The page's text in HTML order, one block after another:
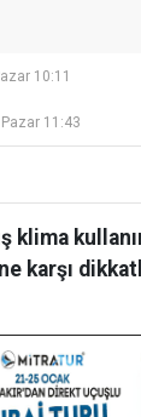
10:11
11:43
klima
karşı